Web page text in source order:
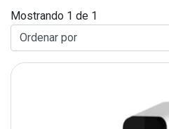
Mostrando 1 de 1